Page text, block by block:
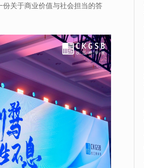
关于商业价值与社会担当的答